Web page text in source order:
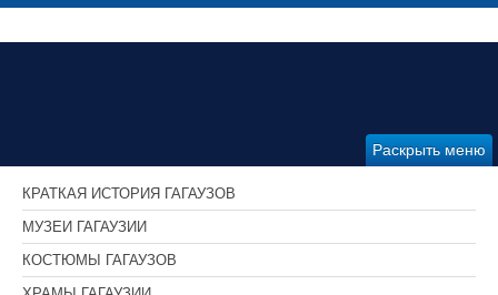
Раскрыть меню
КРАТКАЯ ИСТОРИЯ ГАГАУЗОВ
МУЗЕИ ГАГАУЗИИ
КОСТЮМЫ ГАГАУЗОВ